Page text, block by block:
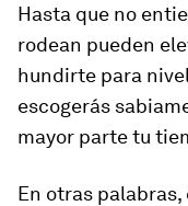
Hasta que no
rodean pueden
hundirte para
escogerás
mayor parte tu
En otras